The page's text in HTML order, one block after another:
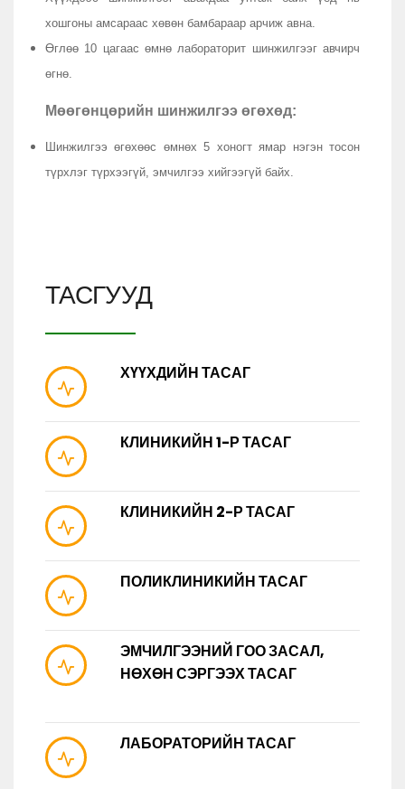
хошгоны амсараас хөвөн бамбараар арчиж авна.
Өглөө 10 цагаас өмнө лабораторит шинжилгээг авчирч
өгнө.
Мөөгөнцөрийн шинжилгээ өгөхөд:
Шинжилгээ өгөхөөс өмнөх 5 хоногт ямар нэгэн тосон
түрхлэг түрхээгүй, эмчилгээ хийгээгүй байх.
ТАСГУУД
ХҮҮХДИЙН ТАСАГ
КЛИНИКИЙН 1-Р ТАСАГ
КЛИНИКИЙН 2-Р ТАСАГ
ПОЛИКЛИНИКИЙН ТАСАГ
ЭМЧИЛГЭЭНИЙ ГОО ЗАСАЛ,
НӨХӨН СЭРГЭЭХ ТАСАГ
ЛАБОРАТОРИЙН ТАСАГ